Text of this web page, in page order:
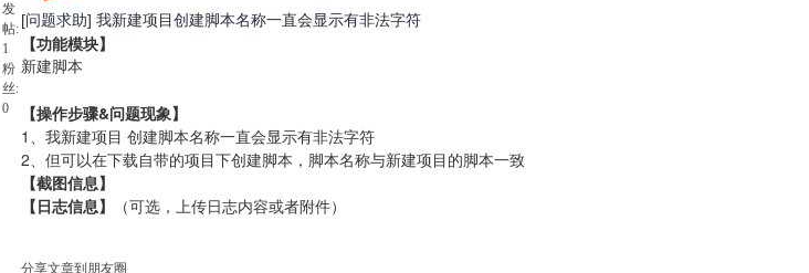
发
帖:
1
粉
丝:
0
[问题求助] 我新建项目创建脚本名称一直会显示有非法字符
【功能模块】
新建脚本
【操作步骤&问题现象】
1、我新建项目 创建脚本名称一直会显示有非法字符
2、但可以在下载自带的项目下创建脚本，脚本名称与新建项目的脚本一致
【截图信息】
【日志信息】
（可选，上传日志内容或者附件）
分享文章到朋友圈